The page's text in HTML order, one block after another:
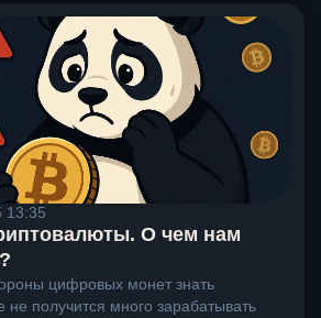
13:35
О чем нам
цифровых монет знать
получится много зарабатывать